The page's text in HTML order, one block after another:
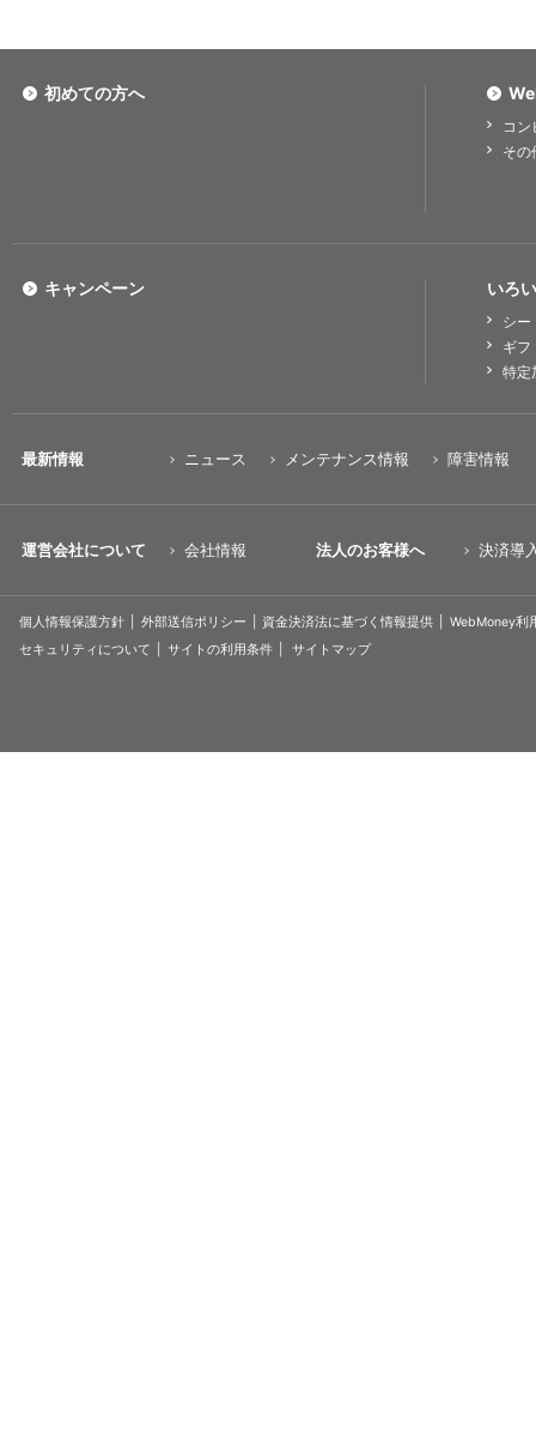
初めての方へ
コ
その
いろ
シー
ギフ
特定
キャンペーン
最新情報 ニュース メンテナンス情報 障害情報
運営会社について 会社情報 法人のお客様へ 決済導
個人情報保護方針 外部送信ポリシー 資金決済法に基づく情報提供
WebMoney利
セキュリティについて
サイトの利用条件 サイトマップ